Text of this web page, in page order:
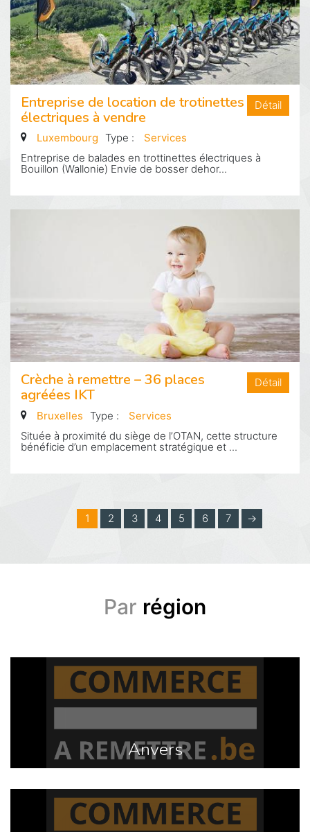
Entreprise de location de trotinettes
électriques à vendre
Détail
Luxembourg Type :
Services
Entreprise de balades en trottinettes électriques à
Bouillon (Wallonie) Envie de bosser dehor...
Crèche à remettre – 36 places
agréées IKT
Détail
Bruxelles Type :
Services
Située à proximité du siège de l’OTAN, cette structure
bénéficie d’un emplacement stratégique et ...
1 2 3 4 5 6 7 →
Par région
Anvers